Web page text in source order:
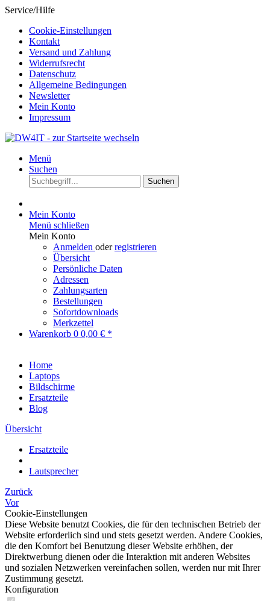
Service/Hilfe
Cookie-Einstellungen
Kontakt
Versand und Zahlung
Widerrufsrecht
Datenschutz
Allgemeine Bedingungen
Newsletter
Mein Konto
Impressum
Menü
Suchen
Suchen
Mein Konto
Menü schließen
Mein Konto
Anmelden oderregistrieren
Übersicht
Persönliche Daten
Adressen
Zahlungsarten
Bestellungen
Sofortdownloads
Merkzettel
Warenkorb 0 0,00 € *
Home
Laptops
Bildschirme
Ersatzteile
Blog
Übersicht
Ersatzteile
Lautsprecher
Zurück
Vor
Cookie-Einstellungen
Diese Website benutzt Cookies, die für den technischen Betrieb der
Website erforderlich sind und stets gesetzt werden. Andere Cookies,
die den Komfort bei Benutzung dieser Website erhöhen, der
Direktwerbung dienen oder die Interaktion mit anderen Websites
und sozialen Netzwerken vereinfachen sollen, werden nur mit Ihrer
Zustimmung gesetzt.
Konfiguration